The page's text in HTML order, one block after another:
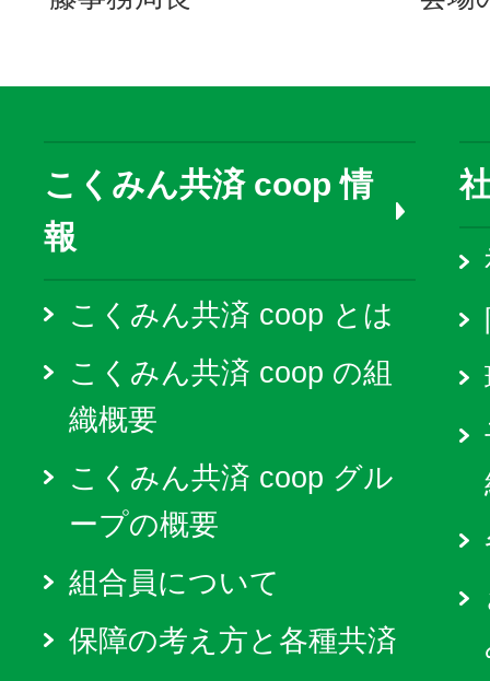
こくみん共済 coop 情
報
こくみん共済 coop とは
こくみん共済 coop の組
織概要
こくみん共済 coop グル
ープの概要
組合員について
保障の考え方と各種共済